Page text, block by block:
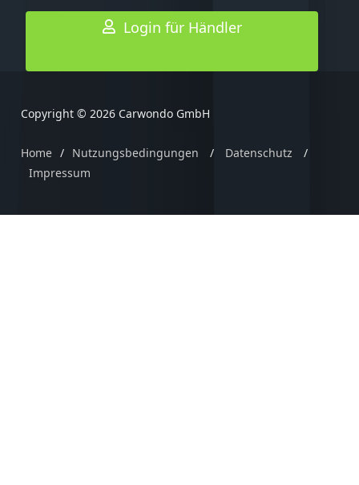
Login für Händler
Copyright © 2026 Carwondo GmbH
Home / Nutzungsbedingungen / Datenschutz
/
Impressum